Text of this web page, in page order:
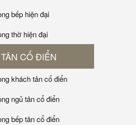
bếp hiện đại
thờ hiện đại
CỔ ĐIỂN
khách tân cổ điển
ngủ tân cổ điển
bếp tân cổ điển